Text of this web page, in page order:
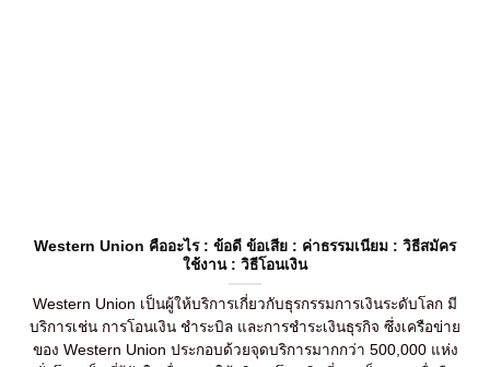
Western Union คืออะไร : ข้อดี ข้อเสีย : ค่าธรรมเนียม : วิธีสมัคร
ใช้งาน : วิธีโอนเงิน
Western Union เป็นผู้ให้บริการเกี่ยวกับธุรกรรมการเงินระดับโลก มี
บริการเช่น การโอนเงิน ชำระบิล และการชำระเงินธุรกิจ ซึ่งเครือข่าย
ของ Western Union ประกอบด้วยจุดบริการมากกว่า 500,000 แห่ง